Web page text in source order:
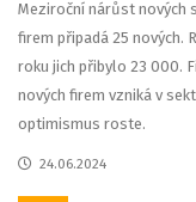
Meziroční nárůst nových
firem připadá 25 nových.
roku jich přibylo 23 000.
nových firem vzniká v
optimismus roste.
24.06.2024